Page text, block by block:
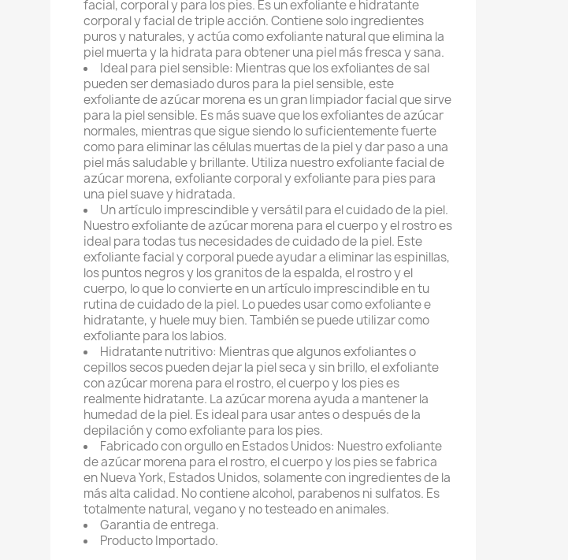
facial, corporal y para los pies. Es un exfoliante e hidratante
corporal y facial de triple acción. Contiene solo ingredientes
puros y naturales, y actúa como exfoliante natural que elimina la
piel muerta y la hidrata para obtener una piel más fresca y sana.
Ideal para piel sensible: Mientras que los exfoliantes de sal
pueden ser demasiado duros para la piel sensible, este
exfoliante de azúcar morena es un gran limpiador facial que sirve
para la piel sensible. Es más suave que los exfoliantes de azúcar
normales, mientras que sigue siendo lo suficientemente fuerte
como para eliminar las células muertas de la piel y dar paso a una
piel más saludable y brillante. Utiliza nuestro exfoliante facial de
azúcar morena, exfoliante corporal y exfoliante para pies para
una piel suave y hidratada.
Un artículo imprescindible y versátil para el cuidado de la piel.
Nuestro exfoliante de azúcar morena para el cuerpo y el rostro es
ideal para todas tus necesidades de cuidado de la piel. Este
exfoliante facial y corporal puede ayudar a eliminar las espinillas,
los puntos negros y los granitos de la espalda, el rostro y el
cuerpo, lo que lo convierte en un artículo imprescindible en tu
rutina de cuidado de la piel. Lo puedes usar como exfoliante e
hidratante, y huele muy bien. También se puede utilizar como
exfoliante para los labios.
Hidratante nutritivo: Mientras que algunos exfoliantes o
cepillos secos pueden dejar la piel seca y sin brillo, el exfoliante
con azúcar morena para el rostro, el cuerpo y los pies es
realmente hidratante. La azúcar morena ayuda a mantener la
humedad de la piel. Es ideal para usar antes o después de la
depilación y como exfoliante para los pies.
Fabricado con orgullo en Estados Unidos: Nuestro exfoliante
de azúcar morena para el rostro, el cuerpo y los pies se fabrica
en Nueva York, Estados Unidos, solamente con ingredientes de la
más alta calidad. No contiene alcohol, parabenos ni sulfatos. Es
totalmente natural, vegano y no testeado en animales.
Garantia de entrega.
Producto Importado.